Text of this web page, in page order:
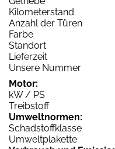
Kilometerstand
Anzahl der Türen
Farbe
Standort
Lieferzeit
Unsere Nummer
Motor:
kW / PS
Treibstoff
Umweltnormen:
Schadstoffklasse
Umweltplakette